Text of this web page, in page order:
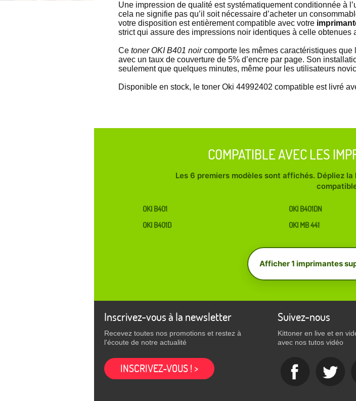
Une impression de qualité est systématiquement conditionnée à
cela ne signifie pas qu’il soit nécessaire d’acheter un
votre disposition est entièrement compatible avec votre
strict qui assure des impressions noir identiques à celle
Ce toner OKI B401 noircomporte les mêmes caractéristiques
avec un taux de couverture de 5% d’encre par page. Son
seulement que quelques minutes, même pour les utilisateurs
Disponible en stock, le toner Oki 44992402 compatible est livré
COMPATIBLE AVEC LES
Les 6 premiers modèles sont affichés. Dépliez
OKI B401
OKI B401D
OKI B401DN
OKI MB 441
Afficher 1 imprimantes
Inscrivez-vous à la newsletter
Recevez toutes nos promotions et restez à
l'écoute de notre actualité
INSCRIVEZ-VOUS ! >
Suivez-nous
Kittoner en live et en
avec nos tutos vidéo